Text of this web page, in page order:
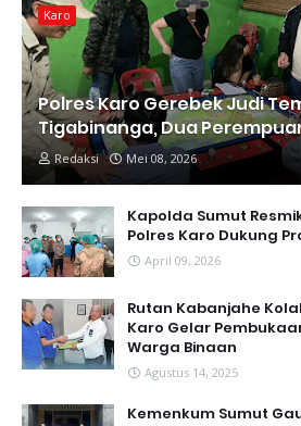
Karo
Polres Karo Gerebek Judi
Tigabinanga, Dua
Redaksi Mei 08, 2026
Kapolda Sumut
Polres Karo Dukung
April 09, 2026
Rutan Kabanjahe
Karo Gelar
Warga Binaan
Agustus 14, 2025
Kemenkum Sumut